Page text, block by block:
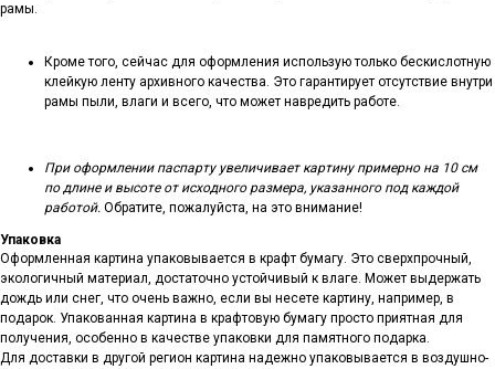
рамы.
Кроме того, сейчас для оформления использую только бескислотную
клейкую ленту архивного качества. Это гарантирует отсутствие внутри
рамы пыли, влаги и всего, что может навредить работе.
При оформлении паспарту увеличивает картину примерно на 10 см
по длине и высоте от исходного размера, указанного под каждой
работой. Обратите, пожалуйста, на это внимание!
Упаковка
Оформленная картина упаковывается в крафт бумагу. Это сверхпрочный,
экологичный материал, достаточно устойчивый к влаге. Может выдержать
дождь или снег, что очень важно, если вы несете картину, например, в
подарок. Упакованная картина в крафтовую бумагу просто приятная для
получения, особенно в качестве упаковки для памятного подарка.
Для доставки в другой регион картина надежно упаковывается в воздушно-